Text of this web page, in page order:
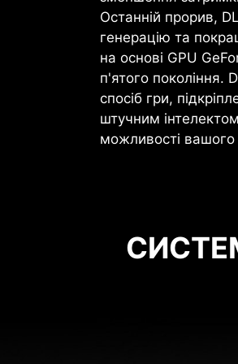
Останній прорив,
генерацію та
на основі GPU
п'ятого покоління.
спосіб гри,
штучним
можливості